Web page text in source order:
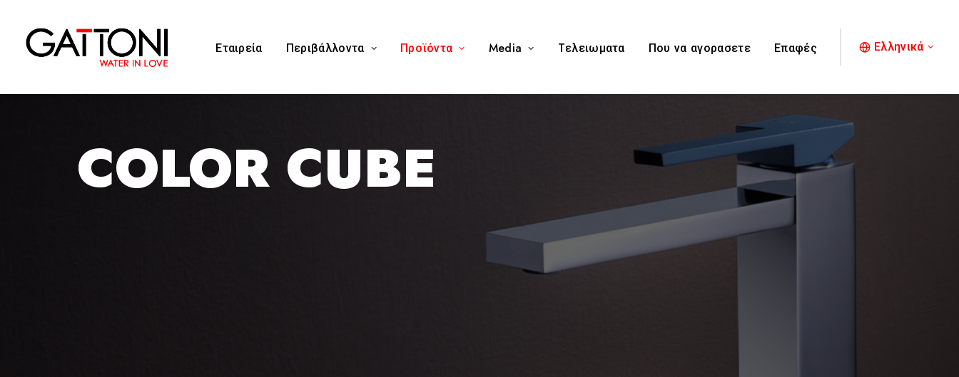
Εταιρεία Περιβάλλοντα Προϊόντα Media Tελειωματα Που να αγορασετε Επαφές Ελληνικά
COLOR CUBE